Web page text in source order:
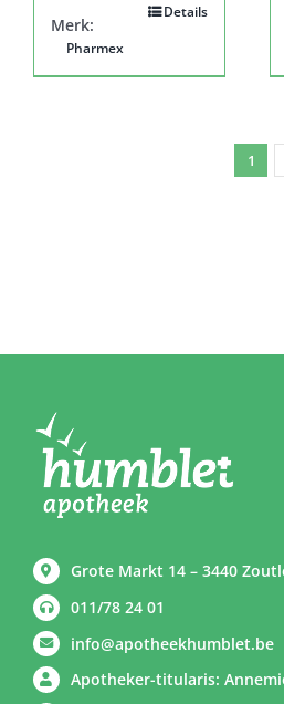
Details
Merk:
Pharmex
1
Grote Markt 14 – 3440
011/78 24 01
info@apotheekhumblet.be
Apotheker-titularis: